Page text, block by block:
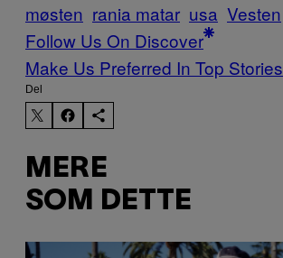
møsten rania matar usa Vesten
Follow Us On Discover
Make Us Preferred In Top Stories
Del
MERE
SOM DETTE